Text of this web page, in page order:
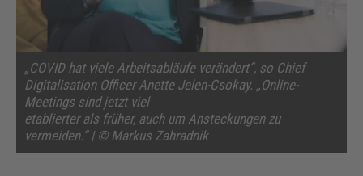
„COVID hat viele Arbeitsabläufe verändert“, so Chief
Digitalisation Officer Anette Jelen-Csokay. „Online-
Meetings sind jetzt viel
etablierter als früher, auch um Ansteckungen zu
vermeiden.“ | © Markus Zahradnik